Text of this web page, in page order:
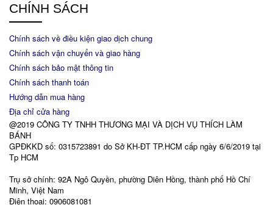
CHÍNH SÁCH
Chính sách về điều kiện giao dịch chung
Chính sách vận chuyển và giao hàng
Chính sách bảo mật thông tin
Chính sách thanh toán
Hướng dẫn mua hàng
Địa chỉ cửa hàng
@2019 CÔNG TY TNHH THƯƠNG MẠI VÀ DỊCH VỤ THÍCH LÀM
BÁNH
GPĐKKD số: 0315723891 do Sở KH-ĐT TP.HCM cấp ngày 6/6/2019 tại
Tp HCM
Trụ sở chính: 92A Ngô Quyền, phường Diên Hồng, thành phố Hồ Chí
Minh, Việt Nam
Điện thoại: 0906081081